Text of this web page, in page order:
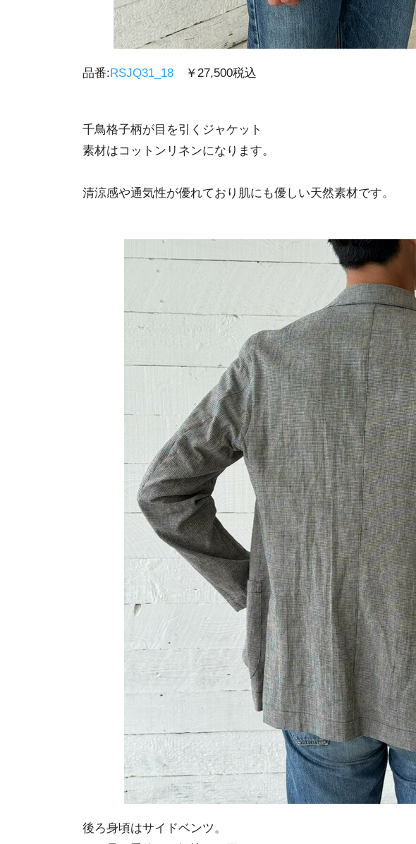
品番:RSJQ31_18 ￥27,500税込
千鳥格子柄が目を引くジャケット
素材はコットンリネンになります。
清涼感や通気性が優れており肌にも優しい天然素材です。
後ろ身頃はサイドベンツ。